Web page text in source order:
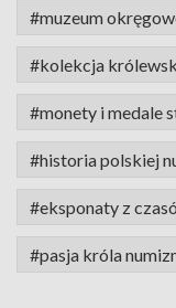
#muzeum
#kolekcja
#monety i medale
#historia polskiej
#eksponaty z
#pasja króla